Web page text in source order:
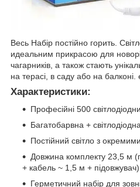
Весь Набір постійно горить.
идеальним прикрасою для
чагарників, а також стають
на терасі, в саду або на
Характеристики:
Професійні 500
Багатобарвна +
Постійний світло з
Довжина комплекту 23,5 м
+ кабель ~ 1,5 м + підовжувач)
Герметичний набір для